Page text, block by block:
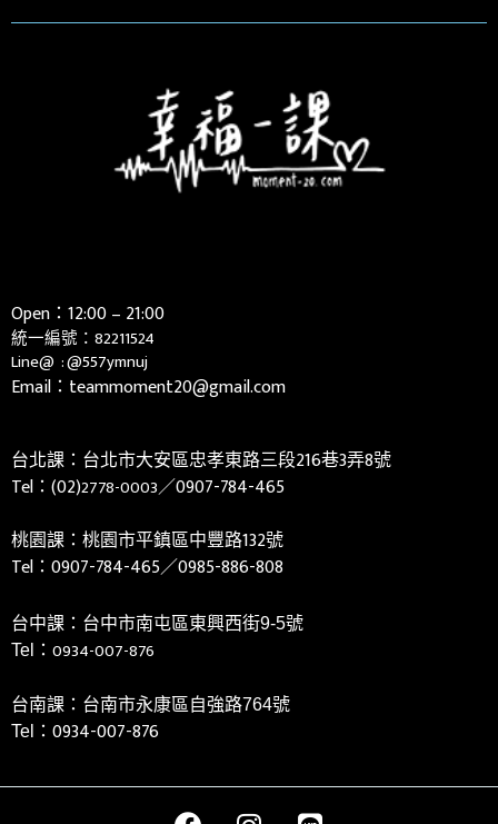
Open：12:00 – 21:00
統一編號：82211524
Line@ :@557ymnuj
Email：teammoment20@gmail.com
台北課：台北市大安區忠孝東路三段216巷3弄8號
Tel：(02)2778-0003／0907-784-465
桃園課：桃園市平鎮區中豐路132號
Tel： 0907-784-465／0985-886-808
台中課：台中市南屯區東興西街9-5號
Tel： 0934-007-876
台南課：台南市永康區自強路764號
Tel： 0934-007-876